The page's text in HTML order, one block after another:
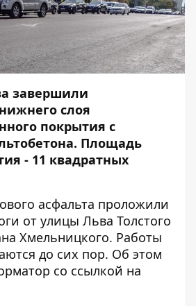
завершили
слоя
покрытия с
Площадь
- 11 квадратных
асфальта проложили
от улицы Льва Толстого
Хмельницкого. Работы
до сих пор. Об этом
со ссылкой на